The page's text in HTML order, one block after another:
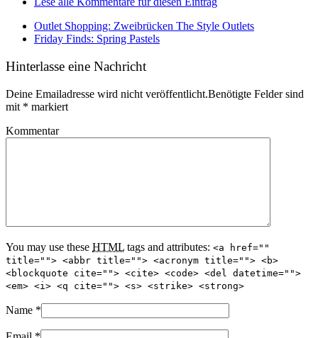
Outlet Shopping: Zweibrücken The Style Outlets
Friday Finds: Spring Pastels
Hinterlasse eine Nachricht
Deine Emailadresse wird nicht veröffentlicht.Benötigte Felder sind
mit * markiert
Kommentar
You may use these HTML tags and attributes: <a href=""
title=""> <abbr title=""> <acronym title=""> <b>
<blockquote cite=""> <cite> <code> <del datetime="">
<em> <i> <q cite=""> <s> <strike> <strong>
Name *